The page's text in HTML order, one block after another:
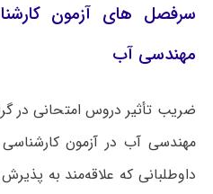
سرفصل های آزمون
مهندسی آب
ضریب تأثیر دروس امتحانی در
مهندسی آب در آزمون
داوطلبانی که علاقه‌مند به